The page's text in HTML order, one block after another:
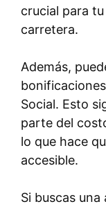
crucial para
carretera.
Además,
Social. Esto
parte del
lo que hace
accesible.
Si buscas